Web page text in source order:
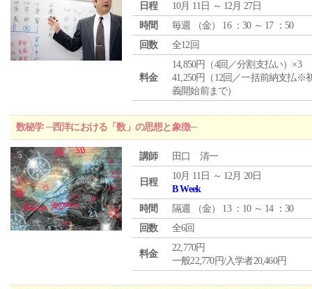
日程
10月 11日 ～ 12月 27日
時間
毎週 （金） 16 ：30 ～ 17 ：50
回数
全12回
料金
14,850円（4回／分割支払い）×3
41,250円（12回／一括前納支払※
義開始前まで）
数秘学 ─西洋における「数」の思想と象徴─
講師 田口 清一
日程
10月 11日 ～ 12月 20日
B Week
時間
隔週 （金） 13 ：10 ～ 14 ：30
回数
全6回
料金
22,770円
一般22,770円/入学者20,460円